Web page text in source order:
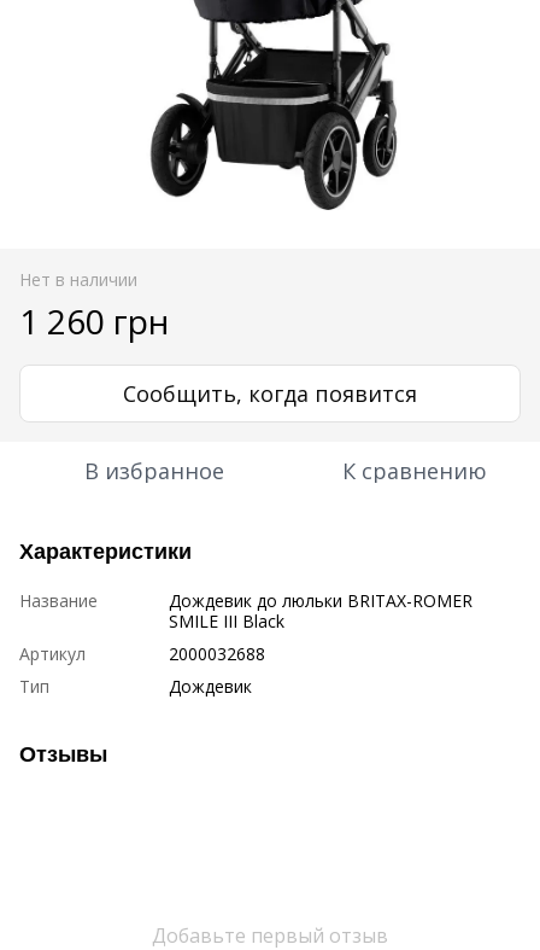
Нет в наличии
1 260 грн
Сообщить, когда появится
В избранное К сравнению
Характеристики
Название
Дождевик до люльки BRITAX-ROMER
SMILE III Black
Артикул
2000032688
Тип
Дождевик
Отзывы
Добавьте первый отзыв